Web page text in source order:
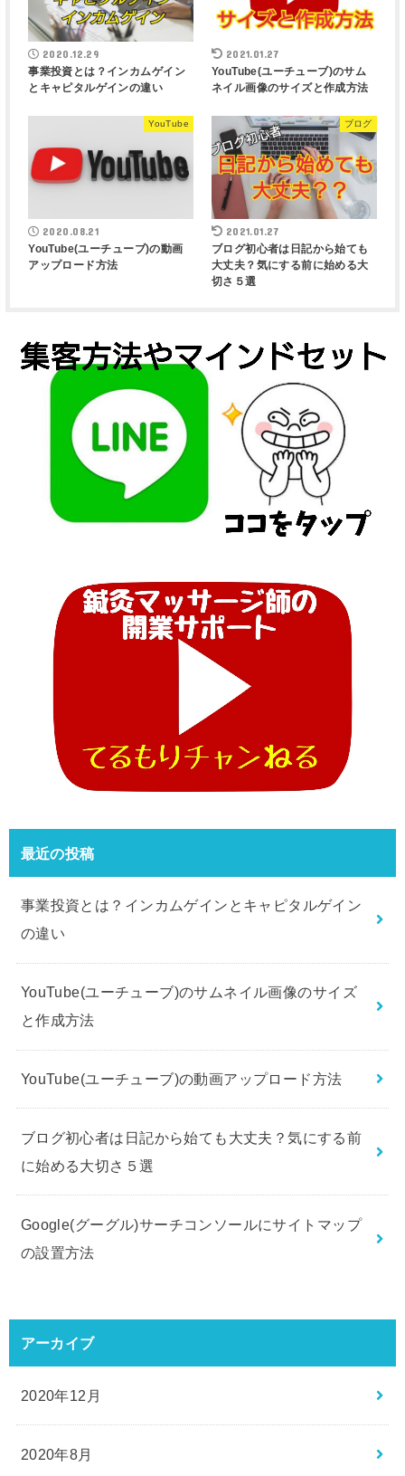
2020.12.29
事業投資とは？インカムゲイン
とキャピタルゲインの違い
2021.01.27
YouTube(ユーチューブ)のサム
ネイル画像のサイズと作成方法
YouTube
2020.08.21
YouTube(ユーチューブ)の動画
アップロード方法
ブログ
2021.01.27
ブログ初心者は日記から始ても
大丈夫？気にする前に始める大
切さ５選
最近の投稿
事業投資とは？インカムゲインとキャピタルゲイン
の違い
YouTube(ユーチューブ)のサムネイル画像のサイズ
と作成方法
YouTube(ユーチューブ)の動画アップロード方法
ブログ初心者は日記から始ても大丈夫？気にする前
に始める大切さ５選
Google(グーグル)サーチコンソールにサイトマップ
の設置方法
アーカイブ
2020年12月
2020年8月